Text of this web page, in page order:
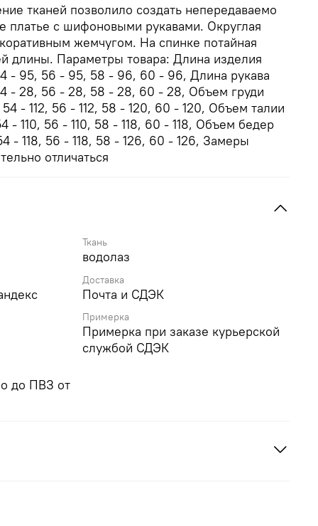
тканей позволило создать непередаваемо
платье с шифоновыми рукавами. Округлая
жемчугом. На спинке потайная
длины. Параметры товара: Длина изделия
- 95, 56 - 95, 58 - 96, 60 - 96, Длина рукава
- 28, 56 - 28, 58 - 28, 60 - 28, Объем груди
- 112, 56 - 112, 58 - 120, 60 - 120, Объем талии
110, 56 - 110, 58 - 118, 60 - 118, Объем бедер
- 118, 56 - 118, 58 - 126, 60 - 126, Замеры
отличаться
Ткань
водолаз
Доставка
Почта и СДЭК
Примерка
Примерка при заказе курьерской
службой СДЭК
до ПВЗ от